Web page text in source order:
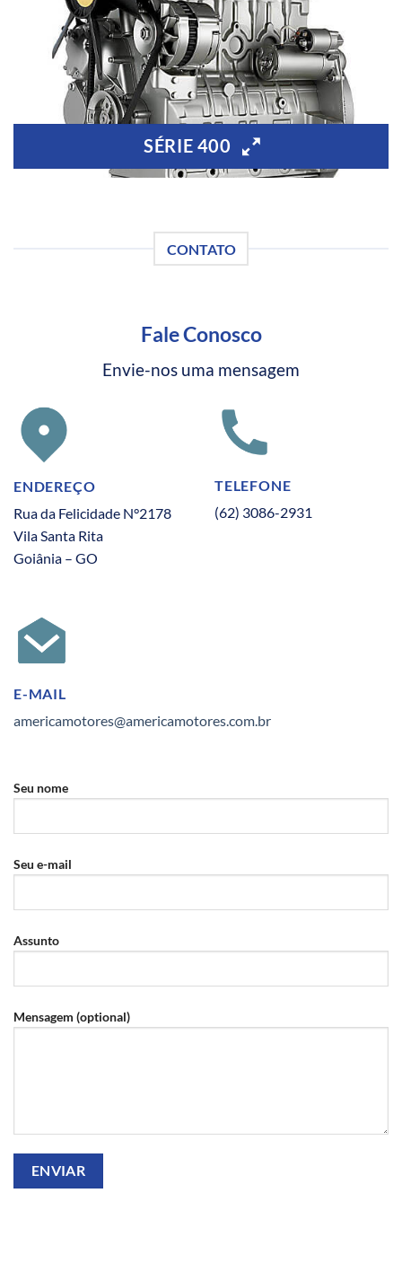
SÉRIE 400
CONTATO
Fale Conosco
Envie-nos uma mensagem
ENDEREÇO
Rua da Felicidade N°2178
Vila Santa Rita
Goiânia – GO
TELEFONE
(62) 3086-2931
E-MAIL
americamotores@americamotores.com.br
Seu nome
Seu e-mail
Assunto
Mensagem (optional)